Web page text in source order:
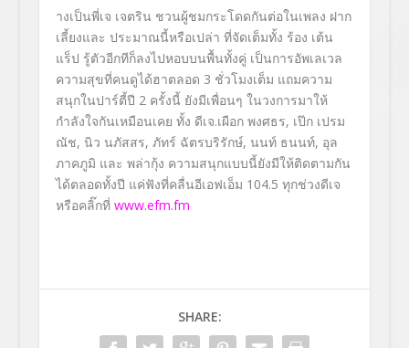
างเป็นพี่เจ เจตริน ชวนผู้ชมกระโดดกันต่อในเพลง ฝาก
เลี้ยงและ ประมาณนี้หรือเปล่า ที่จัดเต็มทั้ง ร้อง เต้น
แร็ป รู้ตัวอีกทีก็ลงไปหอบบนพื้นทั้งคู่ เป็นการอัพเลเวล
ความสุขที่คนดูได้ฮาตลอด 3 ชั่วโมงเต็ม แถมความ
สนุกในปาร์ตี้ปี 2 ครั้งนี้ ยังมีเพื่อนๆ ในวงการมาให้
กำลังใจกันเหมือนเคย ทั้ง ดีเจ.เผือก พงศธร, เป๊ก เปรม
ณัช, นิว นภัสสร, ภัทร์ ฉัตรบริรักษ์, นนท์ ธนนท์, อุล
ภาคภูมิ และ พล่ากุ้ง ความสนุกแบบนี้ยังมีให้ติดตามกัน
ได้ตลอดทั้งปี แค่ฟังที่คลื่นอีเอฟเอ็ม 104.5 ทุกช่วงดีเจ
หรือคลิ๊กที่ www.efm.fm
SHARE: